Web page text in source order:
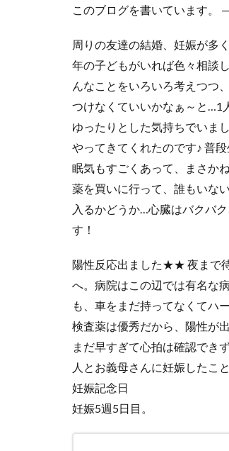
このブログを書いていま
周りの友達の結婚、妊娠が多
年の子どもがいれば色々相談
んなことをいろいろ考えつつ
つけなくていいかなぁ～と…1
ゆったりとした気持ちでいま
やってきてくれたのです♪ 普
眠気もすごくあって、まさか
薬を買いに行って、誰もいな
入るかどうか…心臓はバクバ
す！
陽性反応出ました★★ 夜まで
へ。病院はこの辺では有名な
も、車をまだ持ってなくてハ
検査薬は優秀だから、陽性が
まだ早すぎて心拍は確認でき
人とお義母さんに妊娠したこ
妊娠記念日
妊娠5週5日目。